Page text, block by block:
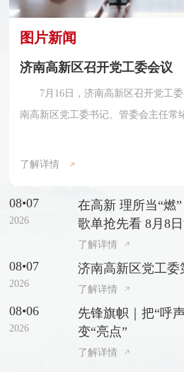
图片新闻
济南高新区优秀共产党员、
进基层党...
在即将迎来中国共产党成立105
任杨福涛主持会议。会上，济南高新
部长许盈盈宣读了《关于表彰济南高
务工作者和先进基层党组织的决定》
奖。
了解详情
08•07
2026
在高新 理所当“燃
歌单抢先看
了解详情
08•07
2026
济南高新区党工
了解详情
08•06
2026
先锋旗帜｜把“呼
变“亮点”
了解详情